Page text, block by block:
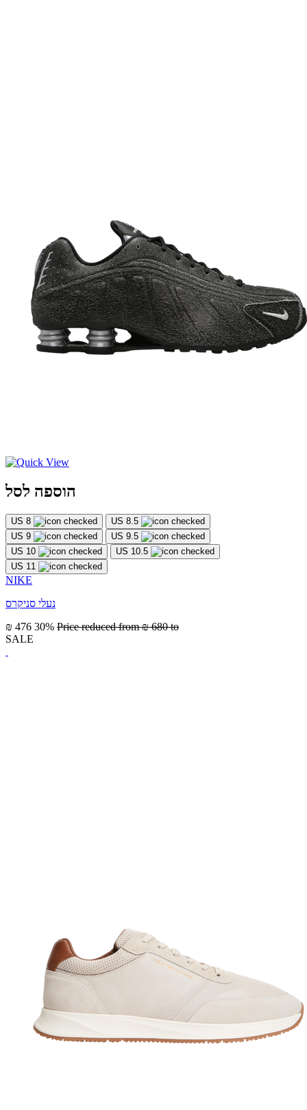
הוספה לסל
US 8
US 8.5
US 9
US 9.5
US 10
US 10.5
US 11
NIKE
נעלי סניקרס
₪ 476 30% Price reduced from₪ 680 to
SALE